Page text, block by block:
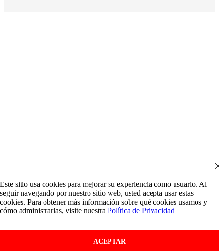
Este sitio usa cookies para mejorar su experiencia como usuario. Al
seguir navegando por nuestro sitio web, usted acepta usar estas
cookies. Para obtener más información sobre qué cookies usamos y
cómo administrarlas, visite nuestra Política de Privacidad
ACEPTAR